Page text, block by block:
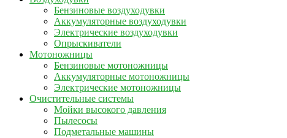
Бензиновые воздуходувки
Аккумуляторные воздуходувки
Электрические воздуходувки
Опрыскиватели
Мотоножницы
Бензиновые мотоножницы
Аккумуляторные мотоножницы
Электрические мотоножницы
Очистительные системы
Мойки высокого давления
Пылесосы
Подметальные машины